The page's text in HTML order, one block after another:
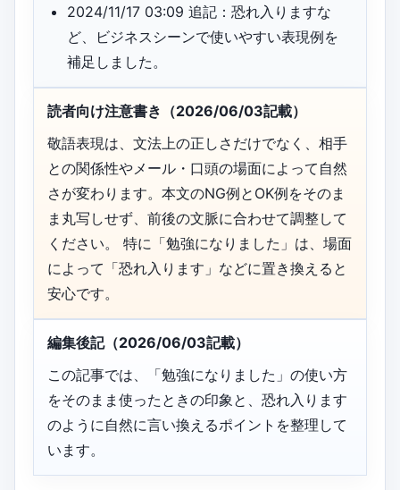
2024/11/17 03:09 追記：恐れ入りますな
ど、ビジネスシーンで使いやすい表現例を
補足しました。
読者向け注意書き（2026/06/03記載）
敬語表現は、文法上の正しさだけでなく、相手
との関係性やメール・口頭の場面によって自然
さが変わります。本文のNG例とOK例をそのま
ま丸写しせず、前後の文脈に合わせて調整して
ください。 特に「勉強になりました」は、場面
によって「恐れ入ります」などに置き換えると
安心です。
編集後記（2026/06/03記載）
この記事では、「勉強になりました」の使い方
をそのまま使ったときの印象と、恐れ入ります
のように自然に言い換えるポイントを整理して
います。